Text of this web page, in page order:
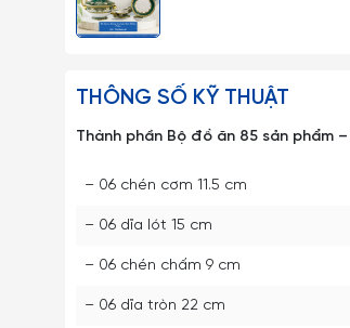
THÔNG SỐ KỸ THUẬT
Thành phần Bộ đồ ăn 85 sản phẩm
– 06 chén cơm 11.5 cm
– 06 dĩa lót 15 cm
– 06 chén chấm 9 cm
– 06 dĩa tròn 22 cm